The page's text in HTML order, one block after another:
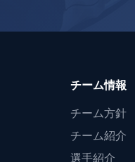
チーム情報
チーム方針
チーム紹介
選手紹介